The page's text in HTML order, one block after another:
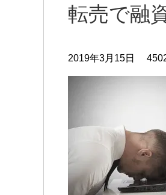
転売で融
2019年3月15日